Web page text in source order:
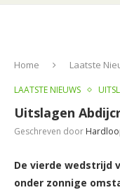
Home Laatste
LAATSTE NIEUWS
Uitslagen
Geschreven door
De vierde wedstrijd
onder zonnige